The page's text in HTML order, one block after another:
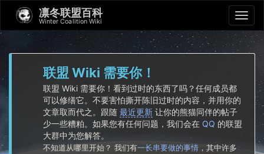
凛冬联盟百科
Winter Coalition Wiki
联盟 Wiki 需要你！
联盟 Wiki 需要你！看到过时的东西了吗？任何成员都
可以修缮它。不要害怕撕开陈旧过时的内容，并用你的
文章取而代之。跟随最近更新 让你的熊猫同伴的帖子
少一些糟粕。如果您有任何问题，我们会在 QQ 的联盟
大群中为您解答。
不知道从哪里开始？ 我们有一长串要做的事情 ，其中许多